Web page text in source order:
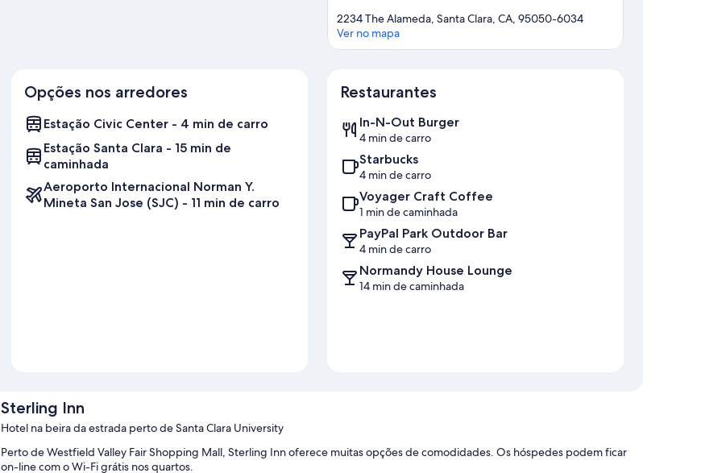
2234 The Alameda, Santa Clara, CA, 95050-6034
Ver no mapa
Opções nos arredores
Estação Civic Center - 4 min de carro
Estação Santa Clara - 15 min de
caminhada
Aeroporto Internacional Norman Y.
Mineta San Jose (SJC) - 11 min de carro
Restaurantes
In-N-Out Burger
4 min de carro
Starbucks
4 min de carro
Voyager Craft Coffee
1 min de caminhada
PayPal Park Outdoor Bar
4 min de carro
Normandy House Lounge
14 min de caminhada
Sterling Inn
Hotel na beira da estrada perto de Santa Clara University
Perto de Westfield Valley Fair Shopping Mall, Sterling Inn oferece muitas opções de comodidades. Os hóspedes podem ficar
on-line com o Wi-Fi grátis nos quartos.